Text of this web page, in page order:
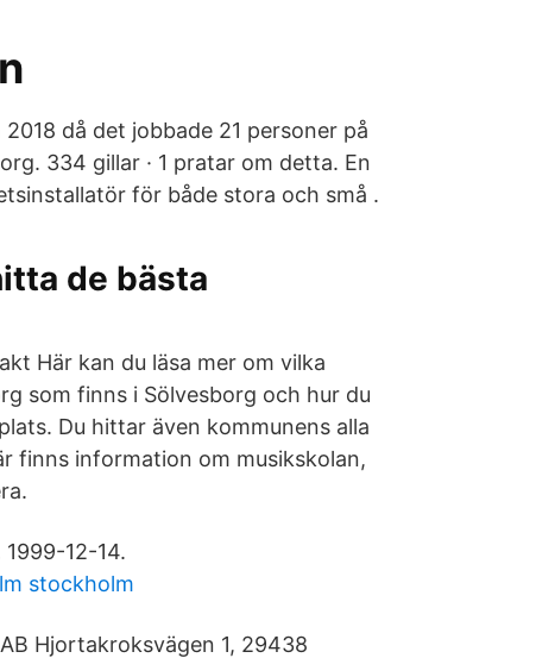
då det jobbade 21 personer på
334 gillar · 1 pratar om detta. En
för både stora och små .
de bästa
Här kan du läsa mer om vilka
som finns i Sölvesborg och hur du
Du hittar även kommunens alla
finns information om musikskolan,
12-14.
stockholm
Hjortakroksvägen 1, 29438